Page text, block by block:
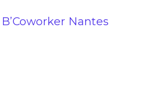
B’Coworker Nantes